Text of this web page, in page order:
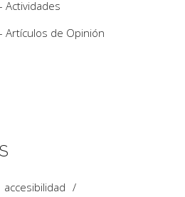
Actividades
Artículos de Opinión
accesibilidad